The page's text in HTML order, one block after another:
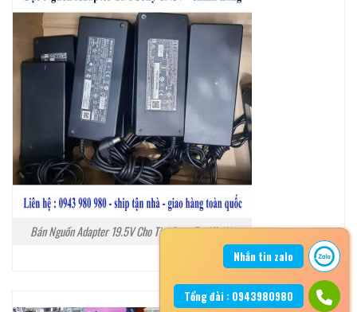
Bán Nguồn Adapter 19.5V Cho Tivi Sony Tại Hà Nội
Nhắn tin zalo
Tổng đài : 0943980980